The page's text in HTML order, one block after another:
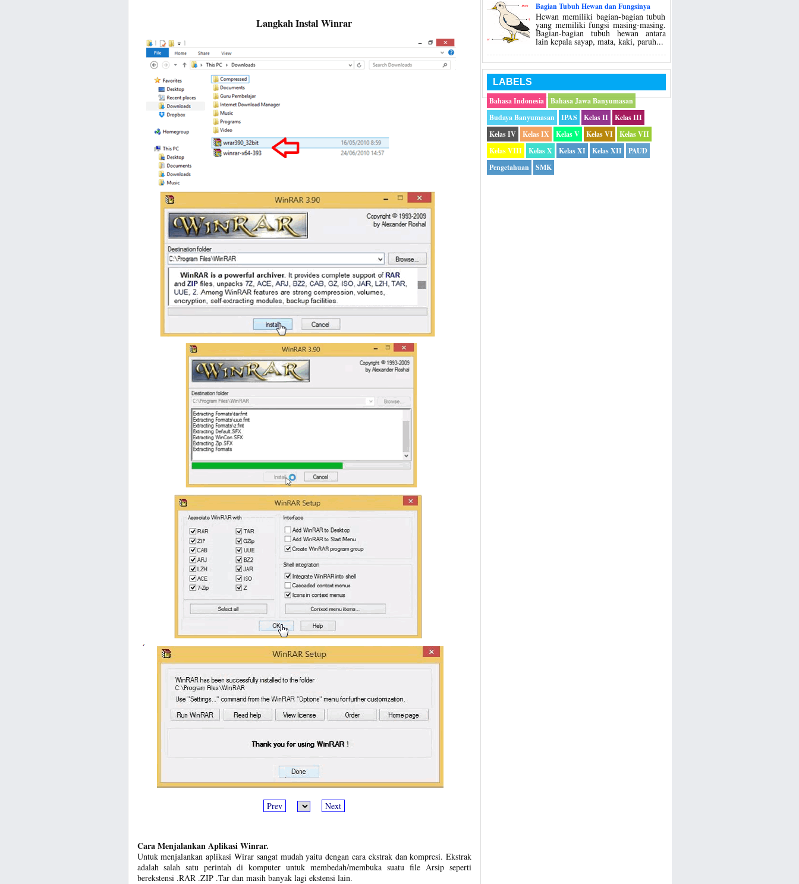
Langkah Instal Winrar
Prev Next
Cara Menjalankan Aplikasi Winrar.
Untuk menjalankan aplikasi Wirar sangat mudah yaitu dengan cara ekstrak dan kompresi. Ekstrak
adalah salah satu perintah di komputer untuk membedah/membuka suatu file Arsip seperti
berekstensi .RAR .ZIP .Tar dan masih banyak lagi ekstensi lain.
Bagian Tubuh Hewan dan Fungsinya
Hewan memiliki bagian-bagian tubuh
yang memiliki fungsi masing-masing.
Bagian-bagian tubuh hewan antara
lain kepala sayap, mata, kaki, paruh...
LABELS
Bahasa Indonesia
Bahasa Jawa Banyumasan
Budaya Banyumasan
IPAS Kelas II
Kelas III
Kelas IV
Kelas IX Kelas V Kelas VI
Kelas VII
Kelas VIII
Kelas X Kelas XI Kelas XII
PAUD
Pengetahuan
SMK